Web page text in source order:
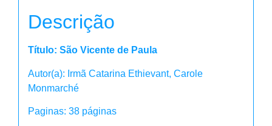
Descrição
Título: São Vicente de Paula
Autor(a): Irmã Catarina Ethievant, Carole
Monmarché
Paginas: 38 páginas